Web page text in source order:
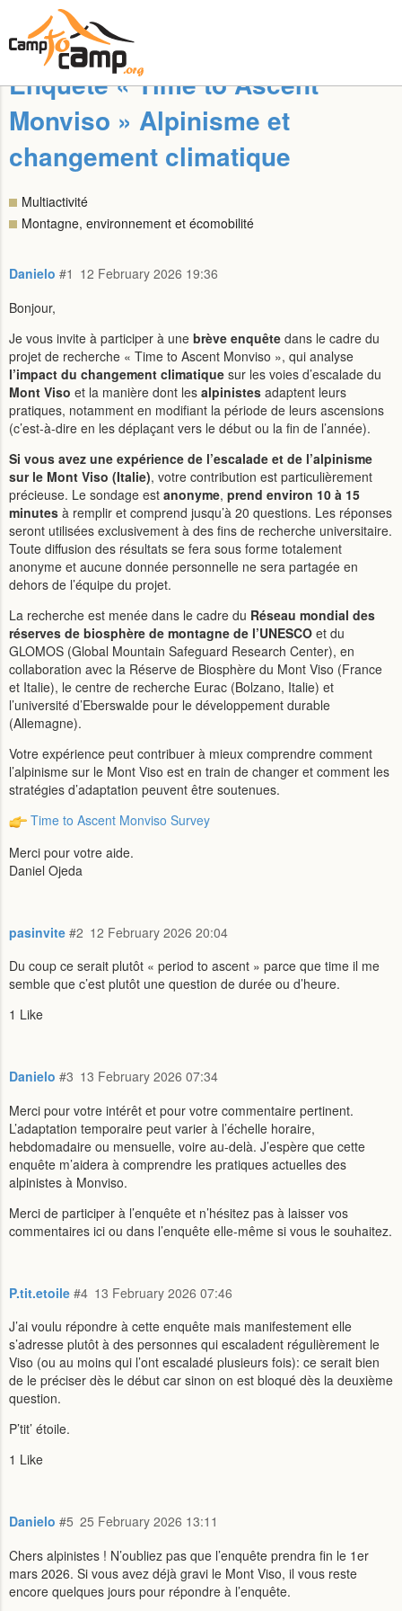
Enquête « Time to Ascent
Monviso » Alpinisme et
changement climatique
Multiactivité
Montagne, environnement et écomobilité
Danielo 12 February 2026 19:36
#1
Bonjour,
Je vous invite à participer à une brève enquête dans le cadre du
projet de recherche « Time to Ascent Monviso », qui analyse
l’impact du changement climatique sur les voies d’escalade du
Mont Viso et la manière dont les alpinistes adaptent leurs
pratiques, notamment en modifiant la période de leurs ascensions
(c’est-à-dire en les déplaçant vers le début ou la fin de l’année).
Si vous avez une expérience de l’escalade et de l’alpinisme
sur le Mont Viso (Italie), votre contribution est particulièrement
précieuse. Le sondage est anonyme, prend environ 10 à 15
minutes à remplir et comprend jusqu’à 20 questions. Les réponses
seront utilisées exclusivement à des fins de recherche universitaire.
Toute diffusion des résultats se fera sous forme totalement
anonyme et aucune donnée personnelle ne sera partagée en
dehors de l’équipe du projet.
La recherche est menée dans le cadre du Réseau mondial des
réserves de biosphère de montagne de l’UNESCO et du
GLOMOS (Global Mountain Safeguard Research Center), en
collaboration avec la Réserve de Biosphère du Mont Viso (France
et Italie), le centre de recherche Eurac (Bolzano, Italie) et
l’université d’Eberswalde pour le développement durable
(Allemagne).
Votre expérience peut contribuer à mieux comprendre comment
l’alpinisme sur le Mont Viso est en train de changer et comment les
stratégies d’adaptation peuvent être soutenues.
Time to Ascent Monviso Survey
Merci pour votre aide.
Daniel Ojeda
pasinvite 12 February 2026 20:04
#2
Du coup ce serait plutôt « period to ascent » parce que time il me
semble que c’est plutôt une question de durée ou d’heure.
1 Like
Danielo 13 February 2026 07:34
#3
Merci pour votre intérêt et pour votre commentaire pertinent.
L’adaptation temporaire peut varier à l’échelle horaire,
hebdomadaire ou mensuelle, voire au-delà. J’espère que cette
enquête m’aidera à comprendre les pratiques actuelles des
alpinistes à Monviso.
Merci de participer à l’enquête et n’hésitez pas à laisser vos
commentaires ici ou dans l’enquête elle-même si vous le souhaitez.
P.tit.etoile 13 February 2026 07:46
#4
J’ai voulu répondre à cette enquête mais manifestement elle
s’adresse plutôt à des personnes qui escaladent régulièrement le
Viso (ou au moins qui l’ont escaladé plusieurs fois): ce serait bien
de le préciser dès le début car sinon on est bloqué dès la deuxième
question.
P’tit’ étoile.
1 Like
Danielo 25 February 2026 13:11
#5
Chers alpinistes ! N’oubliez pas que l’enquête prendra fin le 1er
mars 2026. Si vous avez déjà gravi le Mont Viso, il vous reste
encore quelques jours pour répondre à l’enquête.